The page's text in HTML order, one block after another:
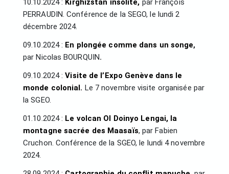
PERRAUDIN. Conférence de la SEGO, le lundi 2
décembre 2024.
09.10.2024 : En plongée comme dans un songe,
par Nicolas BOURQUIN.
09.10.2024 : Visite de l’Expo Genève dans le
monde colonial. Le 7 novembre visite organisée par
la SGEO.
01.10.2024 : Le volcan Ol Doinyo Lengai, la
montagne sacrée des Maasaïs, par Fabien
Cruchon. Conférence de la SGEO, le lundi 4 novembre
2024.